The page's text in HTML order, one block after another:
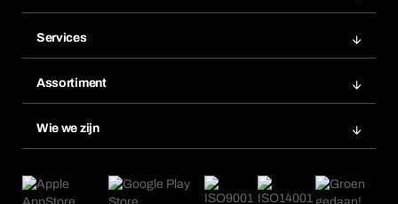
Bestellijsten
Bestel opnieuw
Herhaalbestelling
Services
Chemical Safety Management
eProcurement
Productwijzers
Assortiment
Nieuws
Wie we zijn
Wat ons drijft